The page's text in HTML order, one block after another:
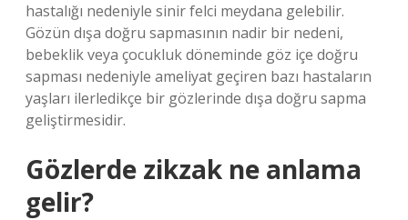
hastalığı nedeniyle sinir felci meydana gelebilir.
Gözün dışa doğru sapmasının nadir bir nedeni,
bebeklik veya çocukluk döneminde göz içe doğru
sapması nedeniyle ameliyat geçiren bazı hastaların
yaşları ilerledikçe bir gözlerinde dışa doğru sapma
geliştirmesidir.
Gözlerde zikzak ne anlama
gelir?